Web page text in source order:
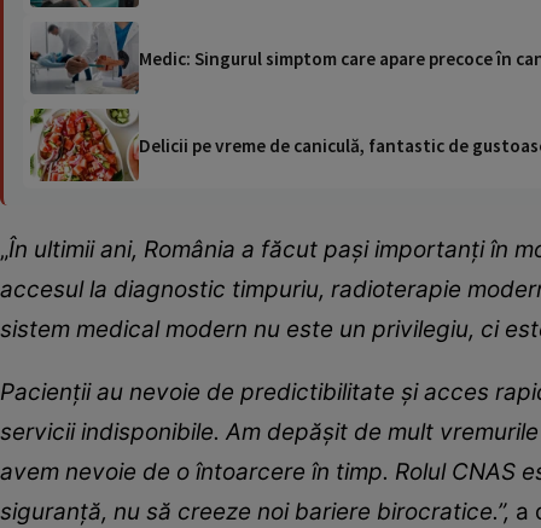
Medic: Singurul simptom care apare precoce în
Delicii pe vreme de caniculă, fantastic de
„În ultimii ani, România a făcut pași importanți în
accesul la diagnostic timpuriu, radioterapie
sistem medical modern nu este un privilegiu, ci
Pacienții au nevoie de predictibilitate și acces
servicii indisponibile. Am depășit de mult
avem nevoie de o întoarcere în timp. Rolul CNAS
siguranță, nu să creeze noi bariere birocratice.”, a